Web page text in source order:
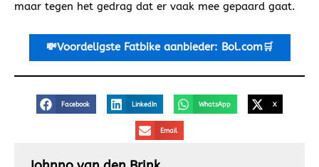
maar tegen het gedrag dat er vaak mee gepaard gaat.
💸Voordeligste Fatbike aanbieder: Bol.com🛒
Facebook LinkedIn WhatsApp X
Email